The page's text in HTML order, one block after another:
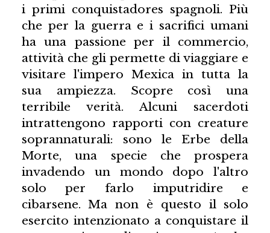
i primi conquistadores spagnoli. Più
che per la guerra e i sacrifici umani
ha una passione per il commercio,
attività che gli permette di viaggiare e
visitare l'impero Mexica in tutta la
sua ampiezza. Scopre così una
terribile verità. Alcuni sacerdoti
intrattengono rapporti con creature
soprannaturali: sono le Erbe della
Morte, una specie che prospera
invadendo un mondo dopo l'altro
solo per farlo imputridire e
cibarsene. Ma non è questo il solo
esercito intenzionato a conquistare il